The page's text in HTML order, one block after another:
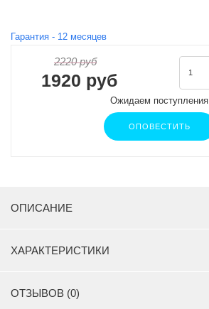
Гарантия - 12 месяцев
2220 руб
1920 руб
Ожидаем поступления
ОПОВЕСТИТЬ
ОПИСАНИЕ
ХАРАКТЕРИСТИКИ
ОТЗЫВОВ (0)